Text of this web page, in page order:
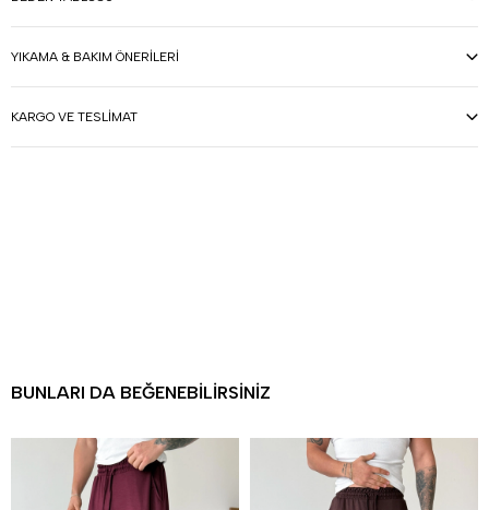
YIKAMA & BAKIM ÖNERILERI
KARGO VE TESLIMAT
BUNLARI DA BEĞENEBILIRSINIZ